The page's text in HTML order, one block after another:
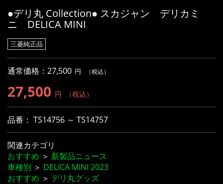
●デリ丸 Collection● スカジャン デリカミ
ニ DELICA MINI
三菱純正品
通常価格： 27,500 円 （税込）
27,500 円 （税込）
品番： TS14756 ～ TS14757
関連カテゴリ
おすすめ ＞ 新製品ニュース
車種別 ＞ DELICA MINI 2023
おすすめ ＞ デリ丸グッズ